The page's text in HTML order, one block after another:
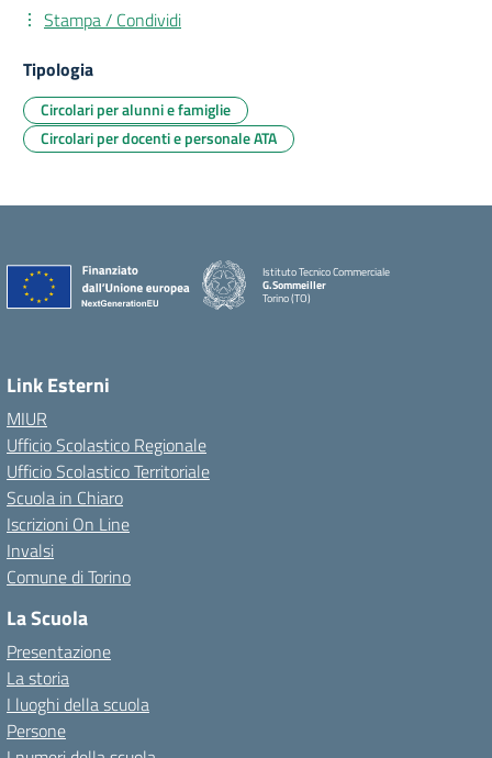
Stampa / Condividi
Tipologia
Circolari per alunni e famiglie
Circolari per docenti e personale ATA
Istituto Tecnico Commerciale
G.Sommeiller
Torino (TO)
Link Esterni
MIUR
Ufficio Scolastico Regionale
Ufficio Scolastico Territoriale
Scuola in Chiaro
Iscrizioni On Line
Invalsi
Comune di Torino
La Scuola
Presentazione
La storia
I luoghi della scuola
Persone